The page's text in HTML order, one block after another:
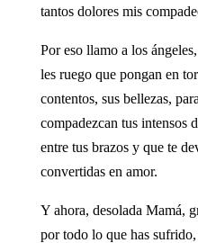
tantos dolores mis
Por eso llamo a los
les ruego que pongan en
contentos, sus bellezas,
compadezcan tus intensos
entre tus brazos y que te
convertidas en amor.
Y ahora, desolada Mamá,
por todo lo que has